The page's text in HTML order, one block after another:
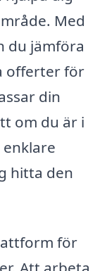
Med
du jämföra
offerter för
din
om du är i
hitta den
för